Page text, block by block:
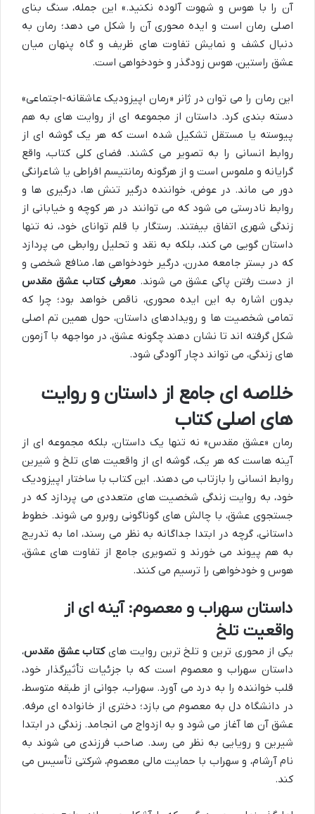
آن را با هوس و شهوت آلوده نکنید.» این جمله، سنگ بنای
اصلی رمان است و ایده محوری آن را شکل می دهد؛ رمان به
دنبال کشف و نمایش تفاوت های ظریف و گاه پنهان میان
عشق راستین، هوس زودگذر و خودخواهی است.
این رمان را می توان در ژانر «رمان اپیزودیک عاشقانه-اجتماعی»
دسته بندی کرد. داستان از مجموعه ای از روایت های به هم
پیوسته یا مستقل تشکیل شده است که هر یک گوشه ای از
روابط انسانی را به تصویر می کشند. فضای کلی کتاب، واقع
گرایانه و ملموس است و از هرگونه رمانتیسم افراطی یا شاعرانگی
دور می ماند. در عوض، خواننده درگیر تنش ها، درگیری ها و
روابط نادرستی می شود که می توانند در هر کوچه و خیابانی از
زندگی شهری اتفاق بیفتند. رستگار با قلم توانای خود، نه تنها
داستان گویی می کند، بلکه به نقد و تحلیل روابطی می پردازد
که در بستر جامعه مدرن، درگیر خودخواهی ها، منافع شخصی و
از دست رفتن پاکی عشق می شوند.معرفی کتاب عشق مقدس
بدون اشاره به این ایده محوری، ناقص خواهد بود؛ چرا که
تمامی شخصیت ها و رویدادهای داستان، حول همین تم اصلی
شکل گرفته اند تا نشان دهند چگونه عشق، در مواجهه با آزمون
های زندگی، می تواند دچار آلودگی شود.
خلاصه ای جامع از داستان و روایت
های اصلی کتاب
رمان «عشق مقدس» نه تنها یک داستان، بلکه مجموعه ای از
آینه هاست که هر یک، گوشه ای از واقعیت های تلخ و شیرین
روابط انسانی را بازتاب می دهند. این کتاب با ساختار اپیزودیک
خود، به روایت زندگی شخصیت های متعددی می پردازد که در
جستجوی عشق، با چالش های گوناگونی روبرو می شوند. خطوط
داستانی، گرچه در ابتدا جداگانه به نظر می رسند، اما به تدریج
به هم پیوند می خورند و تصویری جامع از تفاوت های عشق،
هوس و خودخواهی را ترسیم می کنند.
داستان سهراب و معصوم: آینه ای از
واقعیت تلخ
یکی از محوری ترین و تلخ ترین روایت هایکتاب عشق مقدس،
داستان سهراب و معصوم است که با جزئیات تأثیرگذار خود،
قلب خواننده را به درد می آورد. سهراب، جوانی از طبقه متوسط،
در دانشگاه دل به معصوم می بازد؛ دختری از خانواده ای مرفه.
عشق آن ها آغاز می شود و به ازدواج می انجامد. زندگی در ابتدا
شیرین و رویایی به نظر می رسد. صاحب فرزندی می شوند به
نام آرشام، و سهراب با حمایت مالی معصوم، شرکتی تأسیس می
کند.